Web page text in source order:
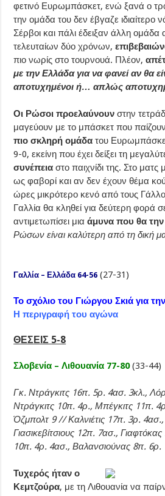
φετινό Ευρωμπάσκετ, ενώ ξανά ο
την ομάδα του δεν έβγαζε ιδιαίτερο
Σέρβοι και πάλι έδειξαν άλλη ομάδα
τελευταίων δύο χρόνων,
πιο νωρίς στο τουρνουά. Πλέον,
με την Ελλάδα για να φανεί αν θα
αποτυχημένοι ή… απλώς
Οι Ρώσοι προελαύνουνστην
μαγεύουν με το μπάσκετ που
πιο σκληρή ομάδατου
9-0, εκείνη που έχει δείξει τη
συνέπειαστο παιχνίδι της. Στο
ως φαβορί και αν δεν έχουν θέμα
ώρες μικρότερο κενό από τους
Γαλλία θα κληθεί για δεύτερη φορά
αντιμετωπίσει μιαάμυνα που θα την
Ρώσων είναι καλύτερη από τη δική
Γαλλία – Ελλάδα 64-56 (27-31)
Το σχόλιο του Γιώργου Σκιά για
Η περιγραφή του αγώνα
ΘΕΣΕΙΣ 5-8
Σλοβενία – Λιθουανία 77-80(33-44)
Γκ. Ντράγκιτς 16π. 5ρ. 4ασ. 3κλ.,
Ντράγκιτς 10π. 4ρ., Μπέγκιτς 11π.
Όζμπολτ 9 // Καλνιέτις 17π. 3ρ.
Γιασικεβίτσιους 12π. 7ασ.,
10π. 4ρ. 4ασ., Βαλανσιούνας 8π. 6ρ.
Τυχερός ήταν ο
Κεμτζούρα, με τη Λιθουανία να